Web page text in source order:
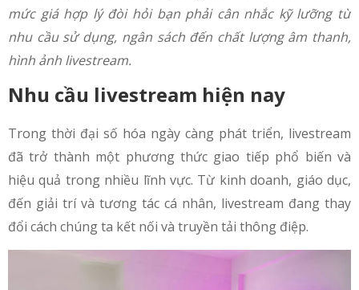
mức giá hợp lý đòi hỏi bạn phải cân nhắc kỹ lưỡng từ
nhu cầu sử dụng, ngân sách đến chất lượng âm thanh,
hình ảnh livestream.
Nhu cầu livestream hiện nay
Trong thời đại số hóa ngày càng phát triển, livestream
đã trở thành một phương thức giao tiếp phổ biến và
hiệu quả trong nhiều lĩnh vực. Từ kinh doanh, giáo dục,
đến giải trí và tương tác cá nhân, livestream đang thay
đổi cách chúng ta kết nối và truyền tải thông điệp.